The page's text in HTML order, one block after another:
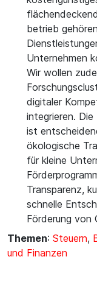
betrieb
Unternehmen
Wir wollen
digitaler
integrieren.
ist
ökologische
für kleine
Transparenz,
schnelle
Förderung von
Themen: Steuern,
und Finanzen